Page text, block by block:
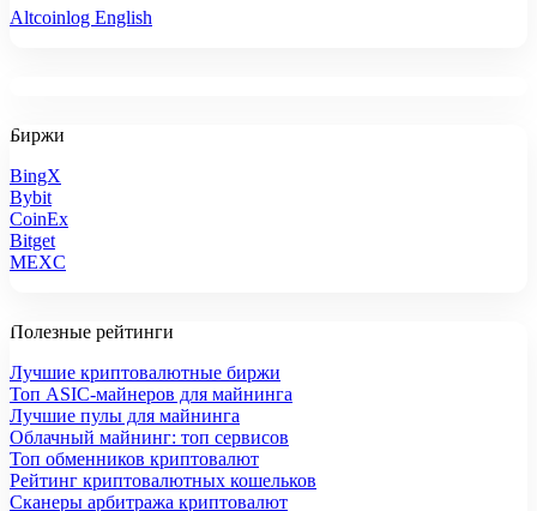
Altcoinlog English
Биржи
BingX
Bybit
CoinEx
Bitget
MEXC
Полезные рейтинги
Лучшие криптовалютные биржи
Топ ASIC-майнеров для майнинга
Лучшие пулы для майнинга
Облачный майнинг: топ сервисов
Топ обменников криптовалют
Рейтинг криптовалютных кошельков
Сканеры арбитража криптовалют